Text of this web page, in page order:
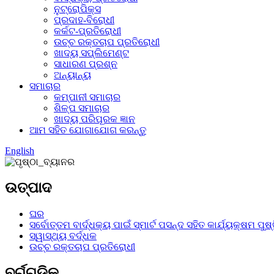
ନୁଟ୍ରୋପିକ୍ସ
ପ୍ରଦାହ-ବିରୋଧୀ
କର୍କଟ-ପ୍ରତିରୋଧୀ
ଉଚ୍ଚ ରକ୍ତଚାପ ପ୍ରତିରୋଧୀ
ଖାଦ୍ୟ ସପ୍ଲିମେଣ୍ଟ
ସାଧାରଣ ପ୍ରଶ୍ନ
ଅନ୍ୟାନ୍ୟ
ସମାଚାର
କମ୍ପାନୀ ସମାଚାର
ଶିଳ୍ପ ସମାଚାର
ଖାଦ୍ୟ ପରିପୂରକ ଜ୍ଞାନ
ଆମ ସହିତ ଯୋଗାଯୋଗ କରନ୍ତୁ
English
ଉତ୍ପାଦ
ଘର
ସର୍ବୋତ୍ତମ ବାର୍ଦ୍ଧକ୍ୟ ପାଇଁ ସ୍ମାର୍ଟ ପସନ୍ଦ ସହିତ କାର୍ଯ୍ୟକ୍ଷମ
ସ୍ୱାସ୍ଥ୍ୟ ବର୍ଦ୍ଧକ
ଉଚ୍ଚ ରକ୍ତଚାପ ପ୍ରତିରୋଧୀ